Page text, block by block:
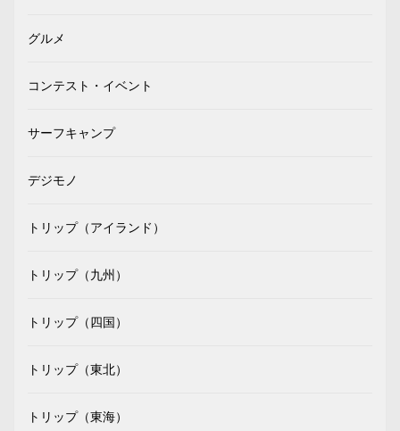
グルメ
コンテスト・イベント
サーフキャンプ
デジモノ
トリップ（アイランド）
トリップ（九州）
トリップ（四国）
トリップ（東北）
トリップ（東海）